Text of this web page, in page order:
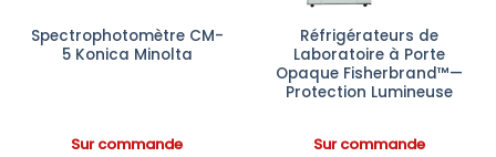
Spectrophotomètre CM-
5 Konica Minolta
Sur commande
Réfrigérateurs de
Laboratoire à Porte
Opaque Fisherbrand™—
Protection Lumineuse
Sur commande